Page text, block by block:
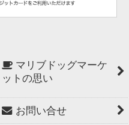
マリブドッグマーケ
ットの思い
お問い合せ